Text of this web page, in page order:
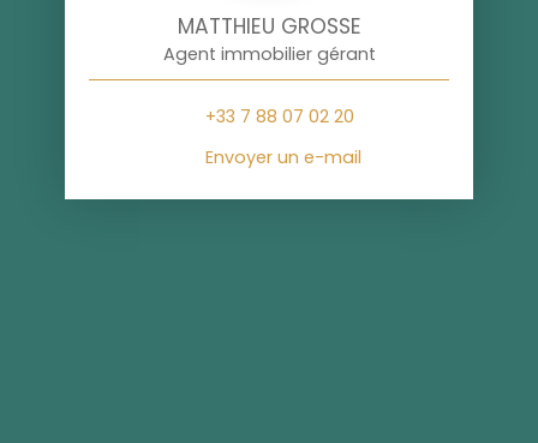
MATTHIEU GROSSE
Agent immobilier gérant
+33 7 88 07 02 20
Envoyer un e-mail